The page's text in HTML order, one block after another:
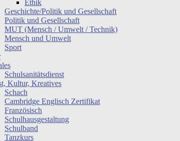
Ethik
Geschichte/Politik und Gesellschaft
Politik und Gesellschaft
MUT (Mensch / Umwelt / Technik)
Mensch und Umwelt
Sport
Schulsanitätsdienst
Kultur, Kreatives
Schach
Cambridge Englisch Zertifikat
Französisch
Schulhausgestaltung
Schulband
Tanzkurs